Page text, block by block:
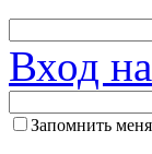
Вход
Запомнить меня